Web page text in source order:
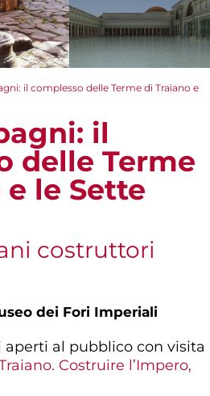
il complesso delle Terme di Traiano e
il
delle Terme
le Sette
costruttori
dei Fori Imperiali
al pubblico con visita
Costruire l’Impero,